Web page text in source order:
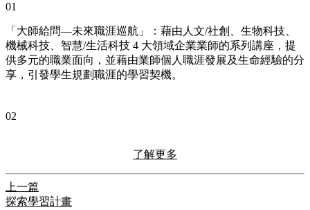
01
「大師給問—未來職涯巡航」：藉由人文/社創、生物科技、
機械科技、智慧/生活科技 4 大領域企業業師的系列講座，提
供多元的職業面向，並藉由業師個人職涯發展及生命經驗的分
享，引發學生規劃職涯的學習契機。
02
了解更多
上一篇
探索學習計畫